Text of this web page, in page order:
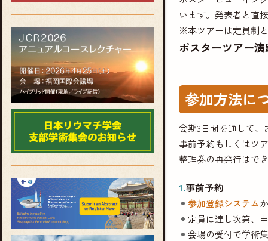
います。発表者と直
※本ツアーは定員制
ポスターツアー
参加方法に
会期3日間を通して、
事前予約もしくはツ
整理券の再発行はで
1.事前予約
参加登録システム
定員に達し次第、
会場の受付で学術